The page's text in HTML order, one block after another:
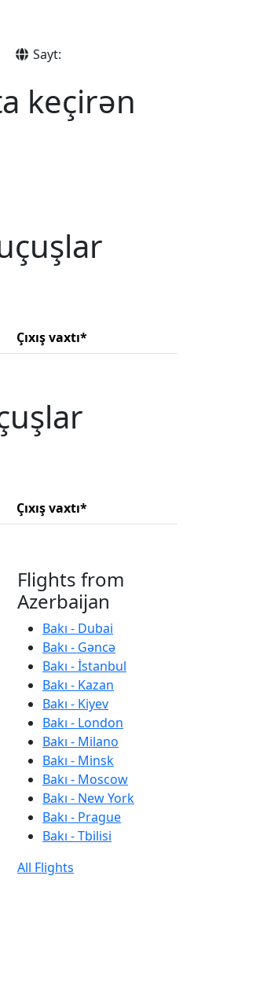
Sayt:
keçirən
Çıxış vaxtı*
Çıxış vaxtı*
Flights from
Azerbaijan
Bakı - Dubai
Bakı - Gəncə
Bakı - İstanbul
Bakı - Kazan
Bakı - Kiyev
Bakı - London
Bakı - Milano
Bakı - Minsk
Bakı - Moscow
Bakı - New York
Bakı - Prague
Bakı - Tbilisi
All Flights